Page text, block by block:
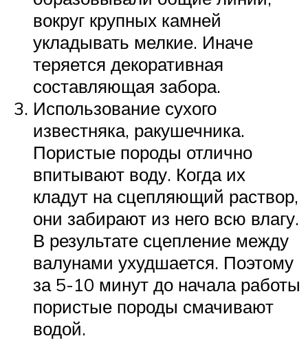
вокруг крупных камней
укладывать мелкие. Иначе
теряется декоративная
составляющая забора.
Использование сухого
известняка, ракушечника.
Пористые породы отлично
впитывают воду. Когда их
кладут на сцепляющий раствор,
они забирают из него всю влагу.
В результате сцепление между
валунами ухудшается. Поэтому
за 5-10 минут до начала работы
пористые породы смачивают
водой.